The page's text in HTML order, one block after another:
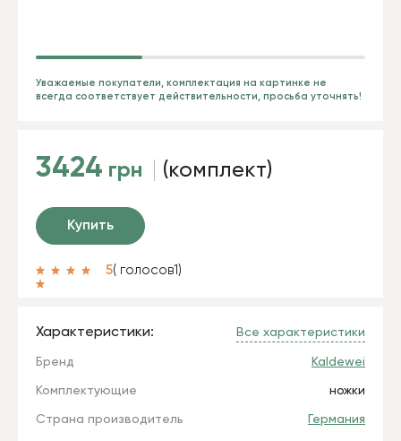
Уважаемые покупатели, комплектация на картинке не
всегда соответствует действительности, просьба уточнять!
3424 грн (комплект)
Купить
5( голосов1 )
Характеристики: Все характеристики
Бренд Kaldewei
Комплектующие ножки
Страна производитель Германия